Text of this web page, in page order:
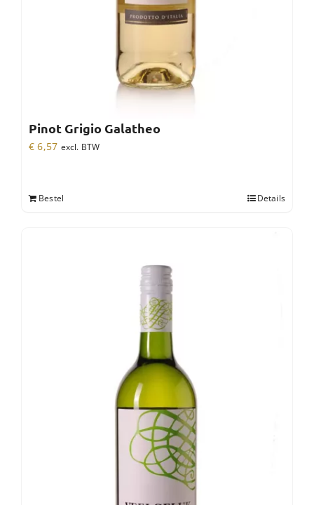
Pinot Grigio Galatheo
€ 6,57 excl. BTW
Bestel Details